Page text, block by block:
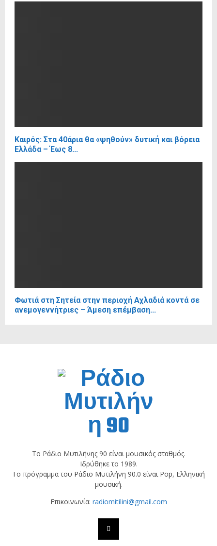
Καιρός: Στα 40άρια θα «ψηθούν» δυτική και βόρεια
Ελλάδα – Έως 8...
Φωτιά στη Σητεία στην περιοχή Αχλαδιά κοντά σε
ανεμογεννήτριες – Άμεση επέμβαση...
Το Ράδιο Μυτιλήνης 90 είναι μουσικός σταθμός.
Ιδρύθηκε το 1989.
Το πρόγραμμα του Ράδιο Μυτιλήνη 90.0 είναι Pop, Ελληνική
μουσική.
Επικοινωνία: radiomitilini@gmail.com